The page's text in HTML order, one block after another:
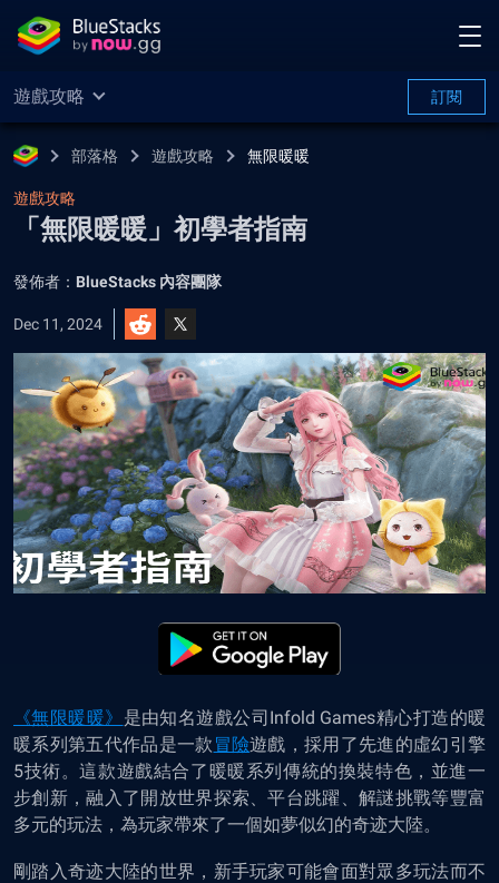
遊戲攻略 訂閱
部落格 遊戲攻略 無限暖暖
遊戲攻略
「無限暖暖」初學者指南
發佈者： BlueStacks 內容團隊
Dec 11, 2024
《無限暖暖》 是由知名遊戲公司Infold Games精心打造的暖
暖系列第五代作品是一款 冒險遊戲，採用了先進的虛幻引擎
5技術。這款遊戲結合了暖暖系列傳統的換裝特色，並進一
步創新，融入了開放世界探索、平台跳躍、解謎挑戰等豐富
多元的玩法，為玩家帶來了一個如夢似幻的奇迹大陸。
剛踏入奇迹大陸的世界，新手玩家可能會面對眾多玩法而不